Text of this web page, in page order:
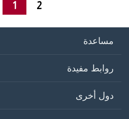
1 2
مساعدة
روابط مفيدة
دول أخرى